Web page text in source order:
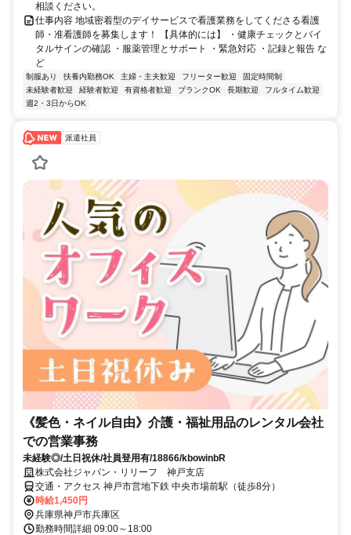
相談ください。
仕事内容 地域密着型のデイサービスで看護業務をしてくださる看護
師・准看護師を募集します！ 【具体的には】 ・健康チェックとバイ
タルサインの確認 ・服薬管理とサポート ・緊急対応 ・記録と報告 な
ど
制服あり 扶養内勤務OK 主婦・主夫歓迎 フリーター歓迎
固定時間制
未経験者歓迎
経験者歓迎 有資格者歓迎 ブランクOK 長期歓迎
フルタイム歓迎
週2・3日からOK
派遣社員
《髪色・ネイル自由》介護・福祉用品のレンタル会社
での営業事務
未経験◎/土日祝休/社員登用有/18866/kbowinbR
株式会社ジャパン・リリーフ 神戸支店
交通・アクセス 神戸市営地下鉄 中央市場前駅（徒歩8分）
時給1,450円
兵庫県神戸市兵庫区
勤務時間詳細 09:00～18:00